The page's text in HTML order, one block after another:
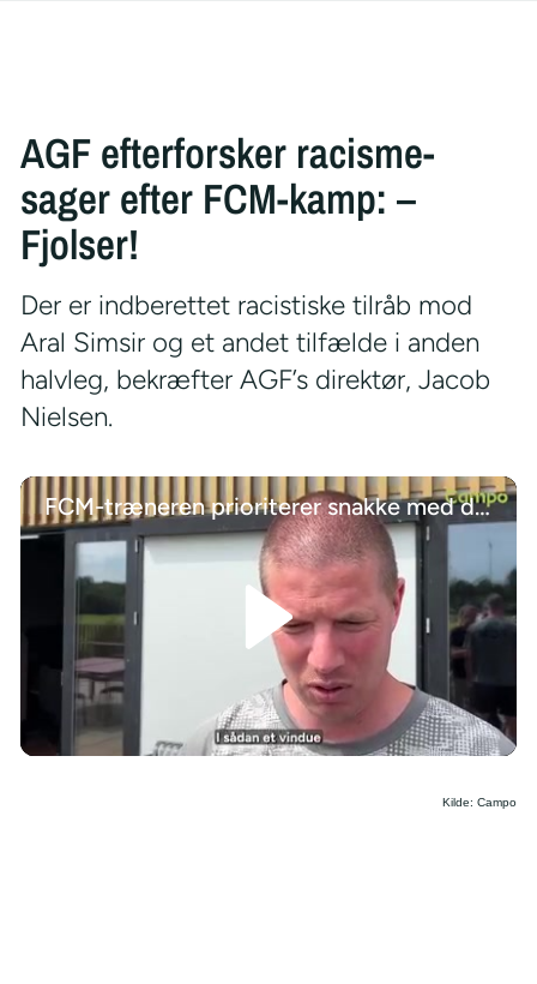
AGF efterforsker racisme-
sager efter FCM-kamp: –
Fjolser!
Der er indberettet racistiske tilråb mod
Aral Simsir og et andet tilfælde i anden
halvleg, bekræfter AGF’s direktør, Jacob
Nielsen.
FCM-træneren prioriterer snakke med de unge talenter
/
Kilde: Campo